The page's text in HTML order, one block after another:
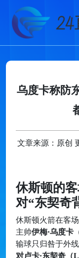
乌度卡称防
文章来源：原创
休斯顿的
对“东契奇
休斯顿火箭在客
主帅伊梅·乌度卡
输球只归咎于外
对卢卡·东契奇（